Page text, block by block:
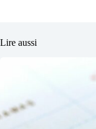
Lire aussi